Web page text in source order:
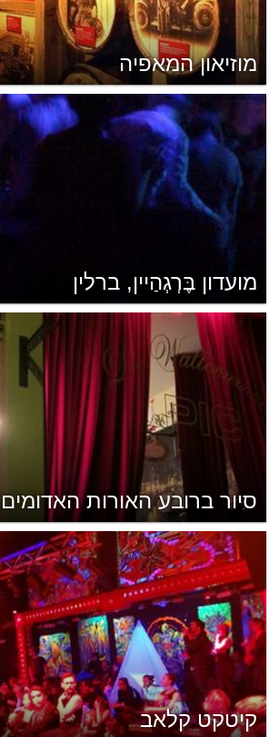
מוזיאון המאפיה
מועדון בֶּרְגְהַיין, ברלין
סיור ברובע האורות האדומים
קיטקט קלאב